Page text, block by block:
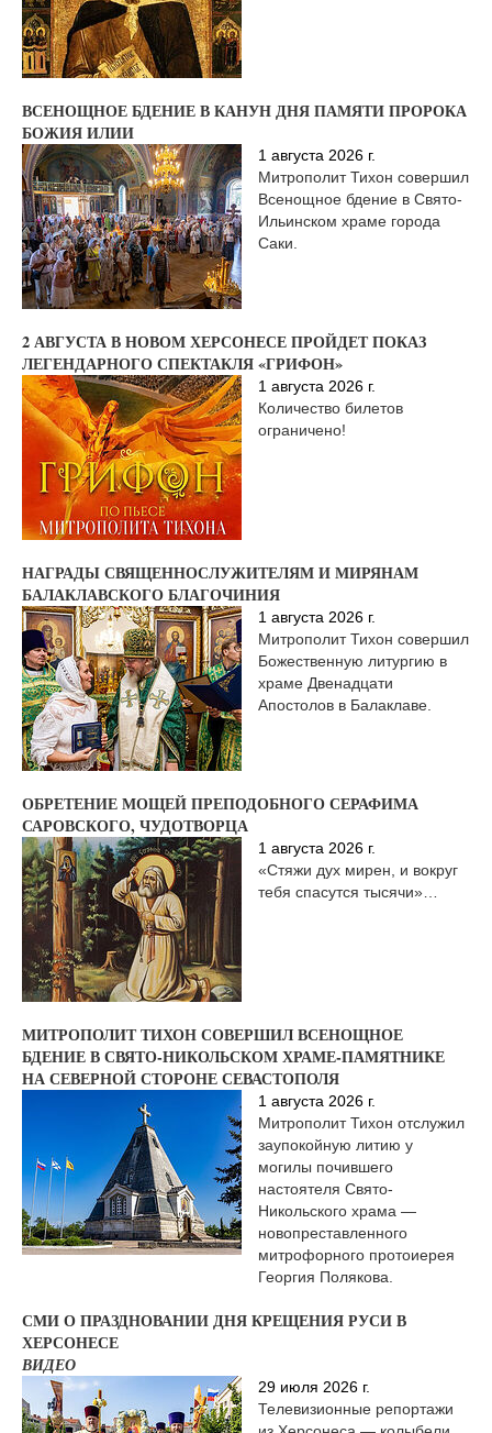
ВСЕНОЩНОЕ БДЕНИЕ В КАНУН ДНЯ ПАМЯТИ ПРОРОКА
БОЖИЯ ИЛИИ
1 августа 2026 г.
Митрополит Тихон совершил
Всенощное бдение в Свято-
Ильинском храме города
Саки.
2 АВГУСТА В НОВОМ ХЕРСОНЕСЕ ПРОЙДЕТ ПОКАЗ
ЛЕГЕНДАРНОГО СПЕКТАКЛЯ «ГРИФОН»
1 августа 2026 г.
Количество билетов
ограничено!
НАГРАДЫ СВЯЩЕННОСЛУЖИТЕЛЯМ И МИРЯНАМ
БАЛАКЛАВСКОГО БЛАГОЧИНИЯ
1 августа 2026 г.
Митрополит Тихон совершил
Божественную литургию в
храме Двенадцати
Апостолов в Балаклаве.
ОБРЕТЕНИЕ МОЩЕЙ ПРЕПОДОБНОГО СЕРАФИМА
САРОВСКОГО, ЧУДОТВОРЦА
1 августа 2026 г.
«Стяжи дух мирен, и вокруг
тебя спасутся тысячи»…
МИТРОПОЛИТ ТИХОН СОВЕРШИЛ ВСЕНОЩНОЕ
БДЕНИЕ В СВЯТО-НИКОЛЬСКОМ ХРАМЕ-ПАМЯТНИКЕ
НА СЕВЕРНОЙ СТОРОНЕ СЕВАСТОПОЛЯ
1 августа 2026 г.
Митрополит Тихон отслужил
заупокойную литию у
могилы почившего
настоятеля Свято-
Никольского храма —
новопреставленного
митрофорного протоиерея
Георгия Полякова.
СМИ О ПРАЗДНОВАНИИ ДНЯ КРЕЩЕНИЯ РУСИ В
ХЕРСОНЕСЕ
ВИДЕО
29 июля 2026 г.
Телевизионные репортажи